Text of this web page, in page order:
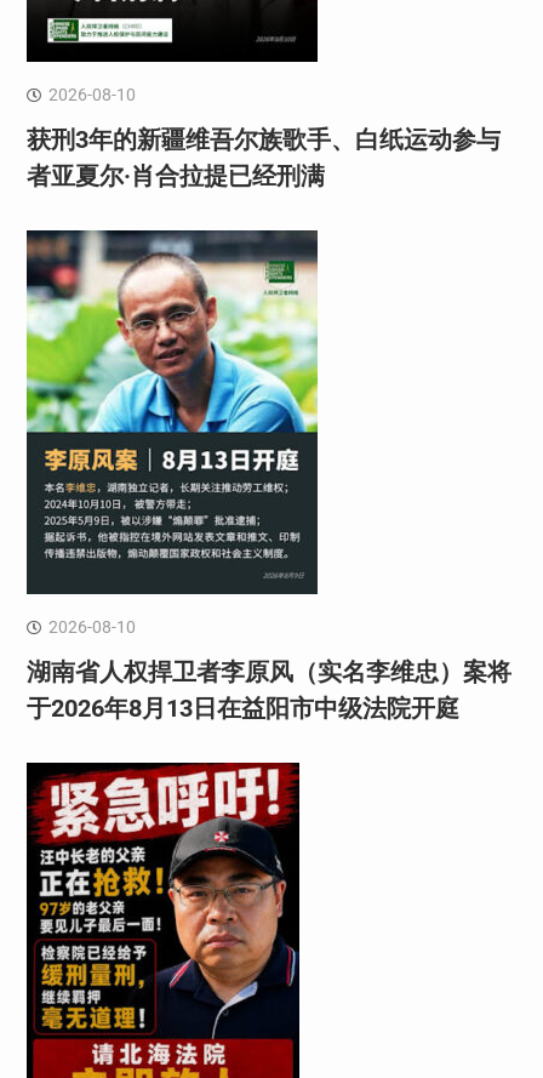
2026-08-10
获刑3年的新疆维吾尔族歌手、白纸运动参与
者亚夏尔·肖合拉提已经刑满
2026-08-10
湖南省人权捍卫者李原风（实名李维忠）案将
于2026年8月13日在益阳市中级法院开庭